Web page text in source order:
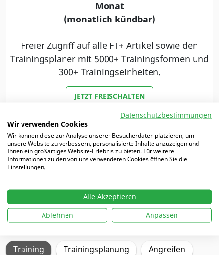
Monat
(monatlich kündbar)
Freier Zugriff auf alle FT+ Artikel sowie den
Trainingsplaner mit 5000+ Trainingsformen und
300+ Trainingseinheiten.
JETZT FREISCHALTEN
Du bist bereits Abonnent unserer Zeitschrift
Fußballtraining oder Fußballtraining JUNIOR?
Dann haben wir ein besonderes Angebot für dich.
Schwerpunkte
Training Trainingsplanung Angreifen
Datenschutzbestimmungen
Wir verwenden Cookies
Wir können diese zur Analyse unserer Besucherdaten platzieren, um
unsere Website zu verbessern, personalisierte Inhalte anzuzeigen und
Ihnen ein großartiges Website-Erlebnis zu bieten. Für weitere
Informationen zu den von uns verwendeten Cookies öffnen Sie die
Einstellungen.
Alle Akzeptieren
Ablehnen
Anpassen